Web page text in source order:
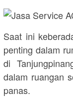
Saat ini
penting dalam
di
dalam ruangan
panas.